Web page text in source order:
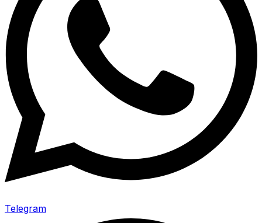
Telegram